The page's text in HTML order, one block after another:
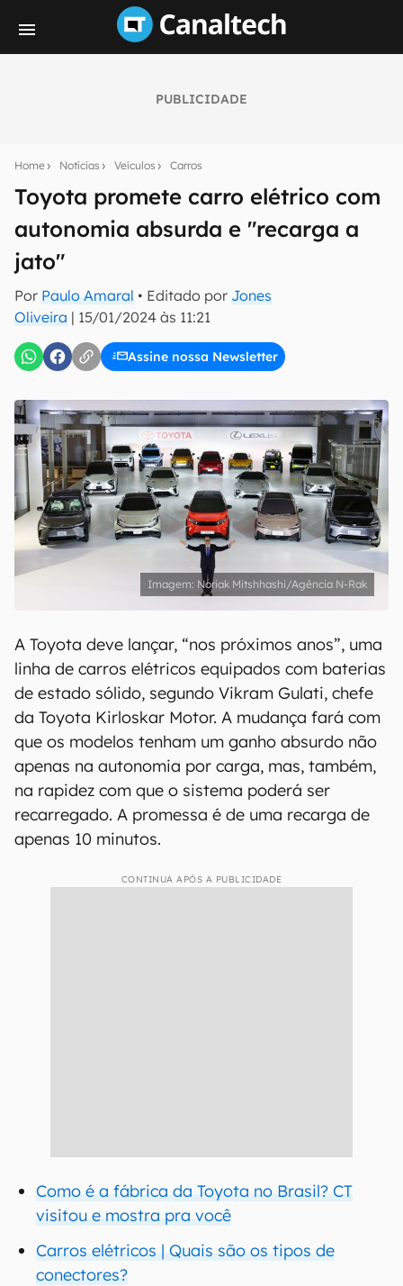
PUBLICIDADE
Home Notícias Veículos Carros
Toyota promete carro elétrico com
autonomia absurda e "recarga a
jato"
Por Paulo Amaral • Editado por Jones
Oliveira | 15/01/2024 às 11:21
Assine nossa Newsletter
notícias e reviews sobre tecnologia em primeira
mão.
E-mail
inscreva-se
Confirmo que li, aceito e concordo com os Termos de
Uso e Política de Privacidade do Canaltech.
Noriak Mitshhashi/Agência N-Rak
A Toyota deve lançar, “nos próximos anos”, uma
linha de carros elétricos equipados com baterias
de estado sólido, segundo Vikram Gulati, chefe
da Toyota Kirloskar Motor. A mudança fará com
que os modelos tenham um ganho absurdo não
apenas na autonomia por carga, mas, também,
na rapidez com que o sistema poderá ser
recarregado. A promessa é de uma recarga de
apenas 10 minutos.
CONTINUA APÓS A PUBLICIDADE
Como é a fábrica da Toyota no Brasil? CT
visitou e mostra pra você
Carros elétricos | Quais são os tipos de
conectores?